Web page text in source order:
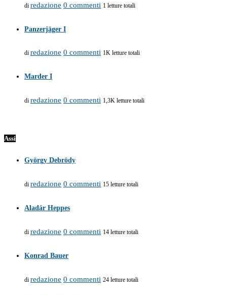
di redazione 0 commenti 1 letture totali
Panzerjäger I
di redazione 0 commenti 1K letture totali
Marder I
di redazione 0 commenti 1,3K letture totali
Assi
György Debrödy
di redazione 0 commenti 15 letture totali
Aladár Heppes
di redazione 0 commenti 14 letture totali
Konrad Bauer
di redazione 0 commenti 24 letture totali